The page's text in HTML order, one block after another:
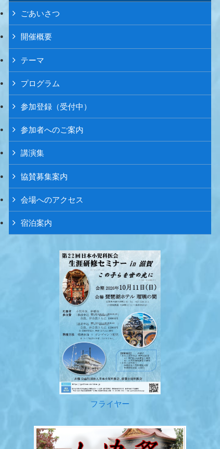
ごあいさつ
開催概要
テーマ
プログラム
参加登録（受付中）
参加者へのご案内
講演集
協賛募集案内
会場へのアクセス
宿泊案内
フライヤー